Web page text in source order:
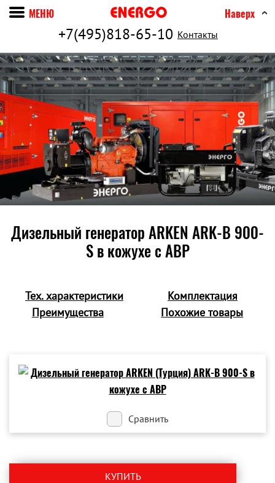
+7(495)818-65-10 Контакты
МЕНЮ Наверх
Дизельный генератор ARKEN ARK-B 900-
S в кожухе c АВР
Тех. характеристики
Комплектация
Преимущества
Похожие товары
Сравнить
КУПИТЬ